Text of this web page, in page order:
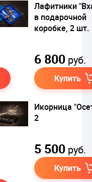
Лафитники
в подарочной
коробке, 2 шт.
6 800 руб.
Купить
в
Икорница
2
5 500 руб.
Купить